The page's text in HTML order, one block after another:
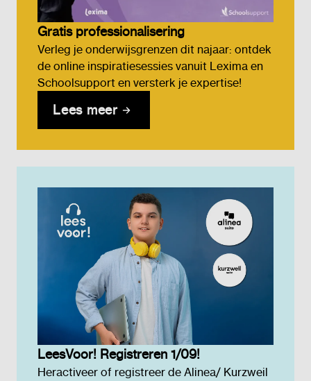
Gratis professionalisering
Verleg je onderwijsgrenzen dit najaar: ontdek
de online inspiratiesessies vanuit Lexima en
Schoolsupport en versterk je expertise!
Lees meer
LeesVoor! Registreren 1/09!
Heractiveer of registreer de Alinea/ Kurzweil